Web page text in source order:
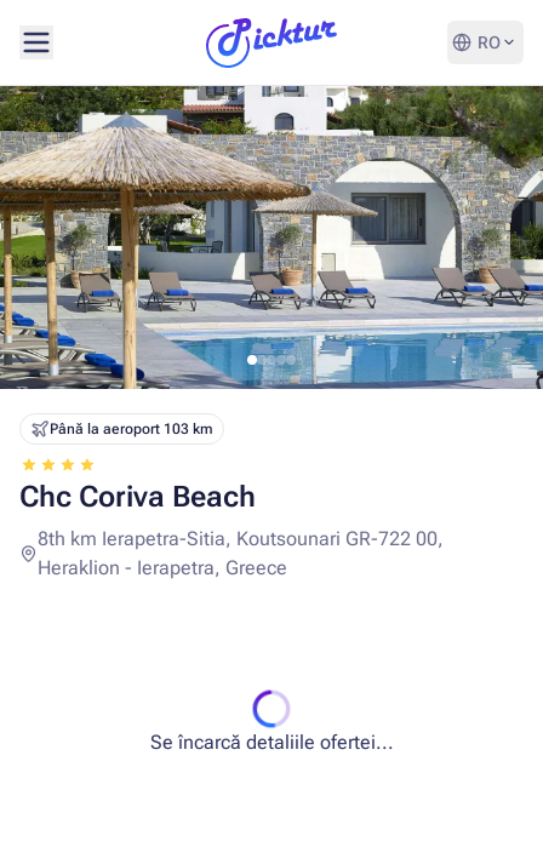
RO
Până la aeroport 103 km
Chc Coriva Beach
8th km Ierapetra-Sitia, Koutsounari GR-722 00,
Heraklion - Ierapetra, Greece
Se încarcă detaliile ofertei...